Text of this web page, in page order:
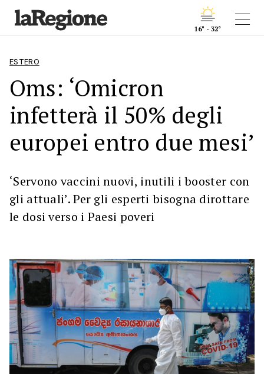
16° - 32°
ESTERO
Oms: ‘Omicron
infetterà il 50% degli
europei entro due mesi’
‘Servono vaccini nuovi, inutili i booster con
gli attuali’. Per gli esperti bisogna dirottare
le dosi verso i Paesi poveri